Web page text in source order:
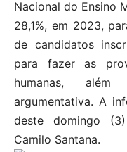
Nacional do Ensino
28,1%, em 2023,
de candidatos
para fazer as
humanas,
argumentativa. A
deste domingo
Camilo Santana.